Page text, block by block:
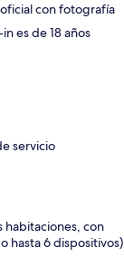
con fotografía
es de 18 años
servicio
habitaciones, con
hasta 6 dispositivos)